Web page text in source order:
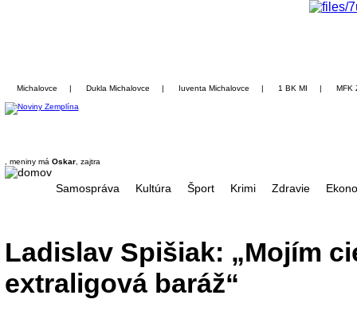
Michalovce | Dukla Michalovce | Iuventa Michalovce | 1 BK MI | MFK
, meniny má Oskar, zajtra
Samospráva Kultúra Šport Krimi Zdravie
Ladislav Spišiak: „Mojím
extraligová baráž“